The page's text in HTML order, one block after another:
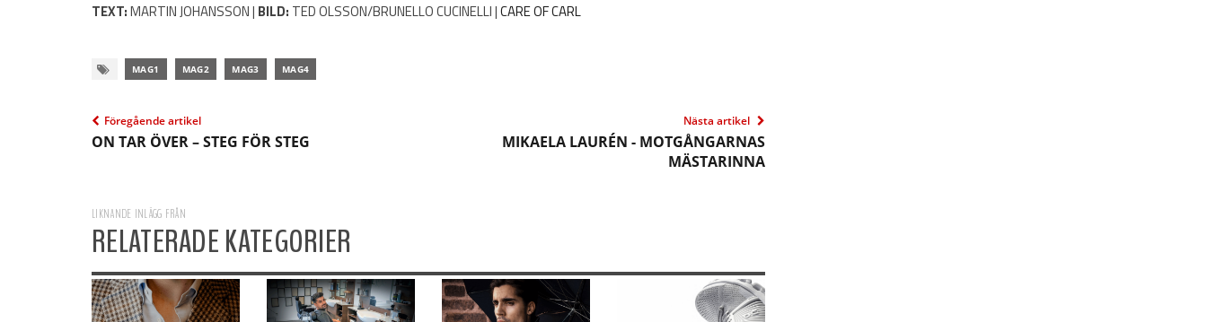
TEXT:MARTIN JOHANSSON | BILD: TED OLSSON/BRUNELLO CUCINELLI |CARE OF CARL
MAG1 MAG2 MAG3 MAG4
Föregående artikel
ON TAR ÖVER – STEG FÖR STEG
Nästa artikel
MIKAELA LAURÉN - MOTGÅNGARNAS
MÄSTARINNA
LIKNANDE INLÄGG FRÅN
RELATERADE KATEGORIER